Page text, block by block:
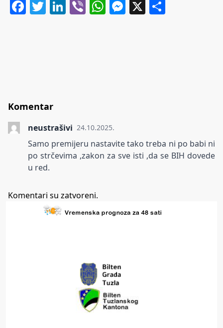
Facebook
Twitter
LinkedIn
ViberWhatsApp
Messenger
X
Komentar
neustrašivi 24.10.2025.
Samo premijeru nastavite tako treba ni po babi ni
po strčevima ,zakon za sve isti ,da se BIH dovede
u red.
Komentari su zatvoreni.